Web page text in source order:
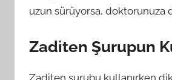
uzun sürüyorsa, doktorunuza
Zaditen Şurupun
Zaditen şurubu kullanırken